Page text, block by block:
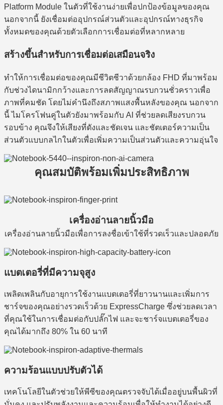
Platform Module ในตัวที่ใช้งานง่ายเพื่อปกป้องข้อมูลของคุณ
นอกจากนี้ ยังเชื่อมต่ออุปกรณ์ส่วนตัวและอุปกรณ์ทางธุรกิจ
ทั้งหมดของคุณด้วยตัวเลือกการเชื่อมต่อที่หลากหลาย
สร้างขึ้นสำหรับการเชื่อมต่อเสมือนจริง
ทำให้การเชื่อมต่อของคุณมีชีวิตชีวาด้วยกล้อง FHD ที่มาพร้อม
กับช่วงไดนามิกกว้างและการลดสัญญาณรบกวนชั่วคราวเพื่อ
ภาพที่คมชัด โดยไม่คำนึงถึงสภาพแสงพื้นหลังของคุณ นอกจาก
นี้ ไมโครโฟนคู่ในตัวยังมาพร้อมกับ AI ที่ช่วยลดเสียงรบกวน
รอบข้าง คุณจึงให้เสียงที่ดังและชัดเจน และชัตเตอร์ความเป็น
ส่วนตัวแบบกลไกในตัวเพื่อเพิ่มความเป็นส่วนตัวและความอุ่นใจ
คุณสมบัติพร้อมเพิ่มประสิทธิภาพ
เครื่องอ่านลายนิ้วมือ
เครื่องอ่านลายนิ้วมือเพื่อการลงชื่อเข้าใช้ที่รวดเร็วและปลอดภัย
แบตเตอรี่ที่มีความจุสูง
เพลิดเพลินกับอายุการใช้งานแบตเตอรี่ที่ยาวนานและเพิ่มการ
ชาร์จของคุณอย่างรวดเร็วด้วย ExpressCharge ซึ่งช่วยลดเวลา
ที่คุณใช้ในการเชื่อมต่อกับปลั๊กไฟ และจะชาร์จแบตเตอรี่ของ
คุณได้มากถึง 80% ใน 60 นาที
ความร้อนแบบปรับตัวได้
เทคโนโลยีในตัวช่วยให้พีซีของคุณตรวจจับได้เมื่ออยู่บนพื้นผิวที่